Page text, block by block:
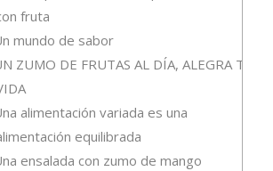
fruta
mundo de sabor
ZUMO DE FRUTAS AL DÍA, ALEGRA TU
alimentación variada es una
equilibrada
ensalada con zumo de mango